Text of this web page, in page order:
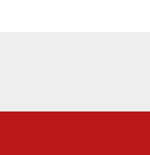
fuient les grandes